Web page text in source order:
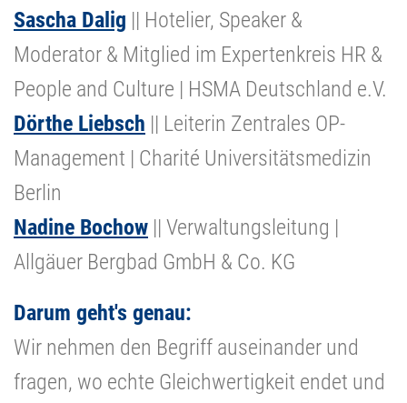
Sascha Dalig || Hotelier, Speaker &
Moderator & Mitglied im Expertenkreis HR &
People and Culture | HSMA Deutschland e.V.
Dörthe Liebsch || Leiterin Zentrales OP-
Management | Charité Universitätsmedizin
Berlin
Nadine Bochow || Verwaltungsleitung |
Allgäuer Bergbad GmbH & Co. KG
Darum geht's genau:
Wir nehmen den Begriff auseinander und
fragen, wo echte Gleichwertigkeit endet und